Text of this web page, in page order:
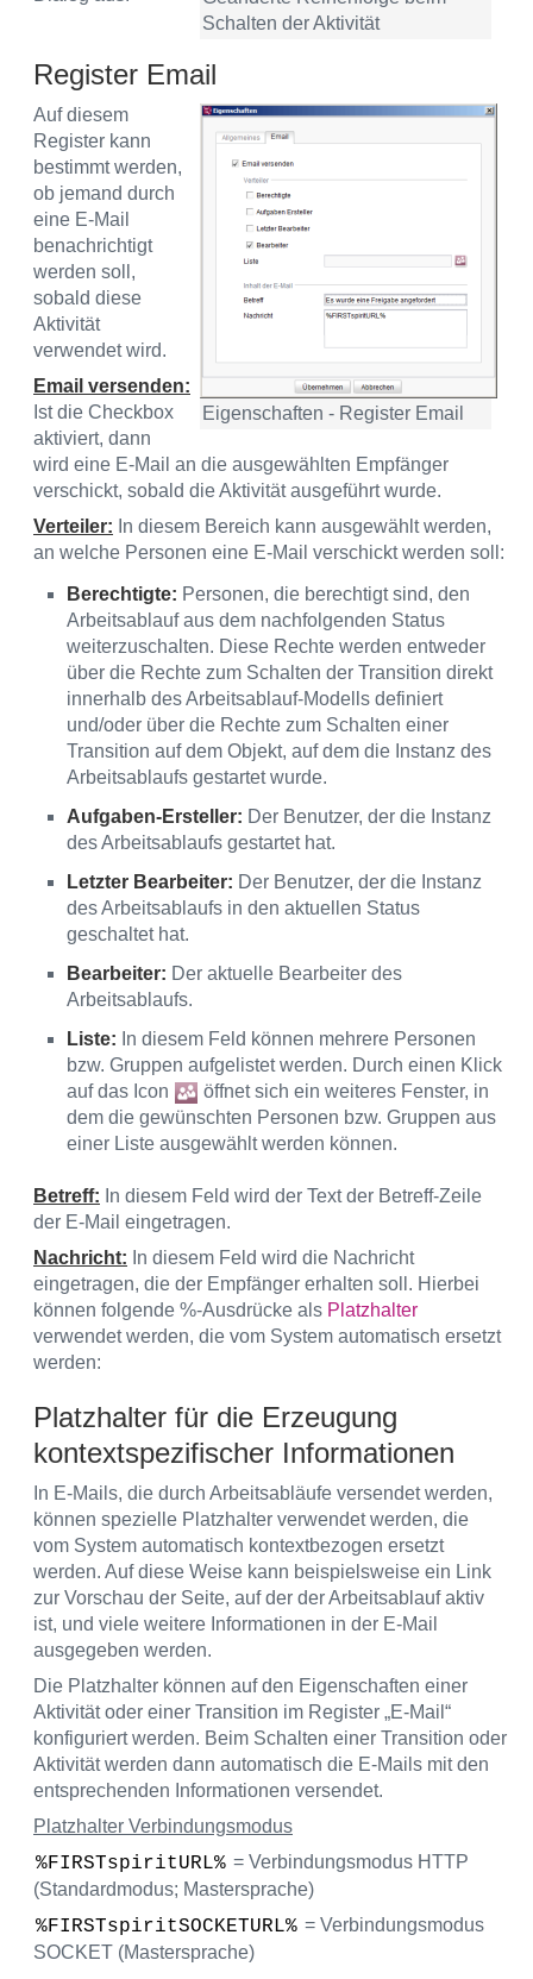
Schalten der Aktivität
Register Email
Eigenschaften - Register Email
Auf diesem
Register kann
bestimmt werden,
ob jemand durch
eine E-Mail
benachrichtigt
werden soll,
sobald diese
Aktivität
verwendet wird.
Email versenden:
Ist die Checkbox
aktiviert, dann
wird eine E-Mail an die ausgewählten Empfänger
verschickt, sobald die Aktivität ausgeführt wurde.
Verteiler: In diesem Bereich kann ausgewählt werden,
an welche Personen eine E-Mail verschickt werden soll:
Berechtigte: Personen, die berechtigt sind, den
Arbeitsablauf aus dem nachfolgenden Status
weiterzuschalten. Diese Rechte werden entweder
über die Rechte zum Schalten der Transition direkt
innerhalb des Arbeitsablauf-Modells definiert
und/oder über die Rechte zum Schalten einer
Transition auf dem Objekt, auf dem die Instanz des
Arbeitsablaufs gestartet wurde.
Aufgaben-Ersteller: Der Benutzer, der die Instanz
des Arbeitsablaufs gestartet hat.
Letzter Bearbeiter: Der Benutzer, der die Instanz
des Arbeitsablaufs in den aktuellen Status
geschaltet hat.
Bearbeiter: Der aktuelle Bearbeiter des
Arbeitsablaufs.
Liste: In diesem Feld können mehrere Personen
bzw. Gruppen aufgelistet werden. Durch einen Klick
auf das Icon
öffnet sich ein weiteres Fenster, in
dem die gewünschten Personen bzw. Gruppen aus
einer Liste ausgewählt werden können.
Betreff: In diesem Feld wird der Text der Betreff-Zeile
der E-Mail eingetragen.
Nachricht: In diesem Feld wird die Nachricht
eingetragen, die der Empfänger erhalten soll. Hierbei
können folgende %-Ausdrücke als Platzhalter
verwendet werden, die vom System automatisch ersetzt
werden:
Platzhalter für die Erzeugung
kontextspezifischer Informationen
In E-Mails, die durch Arbeitsabläufe versendet werden,
können spezielle Platzhalter verwendet werden, die
vom System automatisch kontextbezogen ersetzt
werden. Auf diese Weise kann beispielsweise ein Link
zur Vorschau der Seite, auf der der Arbeitsablauf aktiv
ist, und viele weitere Informationen in der E-Mail
ausgegeben werden.
Die Platzhalter können auf den Eigenschaften einer
Aktivität oder einer Transition im Register „E-Mail“
konfiguriert werden. Beim Schalten einer Transition oder
Aktivität werden dann automatisch die E-Mails mit den
entsprechenden Informationen versendet.
Platzhalter Verbindungsmodus
%FIRSTspiritURL% = Verbindungsmodus HTTP
(Standardmodus; Mastersprache)
%FIRSTspiritSOCKETURL% = Verbindungsmodus
SOCKET (Mastersprache)